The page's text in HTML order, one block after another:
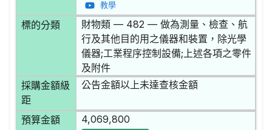
教學
標的分類
財物類 — 482 — 做為測量、檢查、航
行及其他目的用之儀器和裝置，除光學
儀器;工業程序控制設備;上述各項之零件
及附件
採購金額級
距
公告金額以上未達查核金額
預算金額 4,069,800